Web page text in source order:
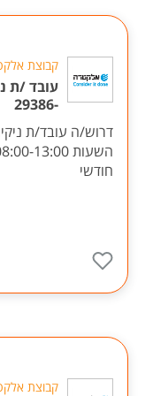
קבוצת
עובד /ת
-29386
דרוש/ה עובד/ת
חודשי
קבוצת